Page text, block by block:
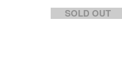
SOLD OUT